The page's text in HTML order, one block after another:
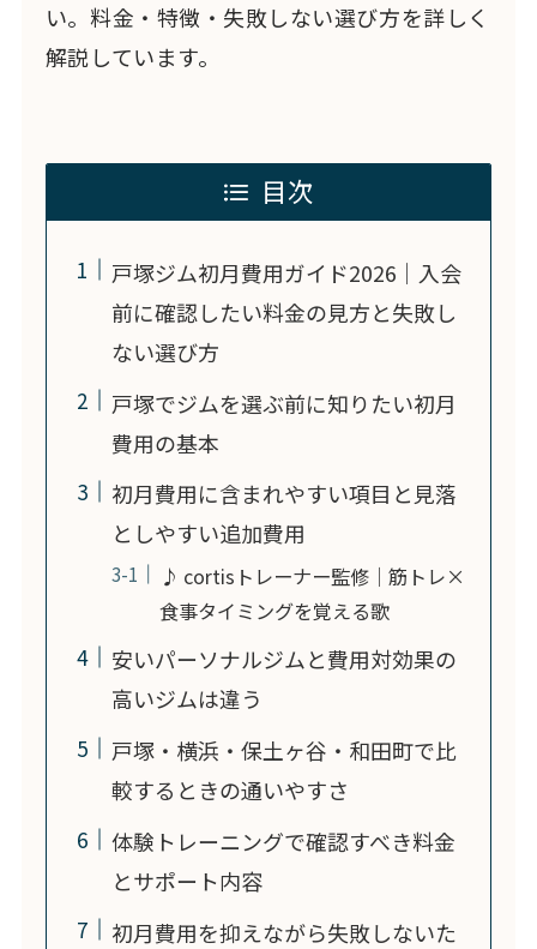
い。料金・特徴・失敗しない選び方を詳しく
解説しています。
目次
戸塚ジム初月費用ガイド2026｜入会
前に確認したい料金の見方と失敗し
ない選び方
戸塚でジムを選ぶ前に知りたい初月
費用の基本
初月費用に含まれやすい項目と見落
としやすい追加費用
♪ cortisトレーナー監修｜筋トレ×
食事タイミングを覚える歌
安いパーソナルジムと費用対効果の
高いジムは違う
戸塚・横浜・保土ヶ谷・和田町で比
較するときの通いやすさ
体験トレーニングで確認すべき料金
とサポート内容
初月費用を抑えながら失敗しないた